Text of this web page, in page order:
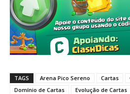
TAGS Arena Pico Sereno Cartas
Domínio de Cartas
Evolução de Cartas